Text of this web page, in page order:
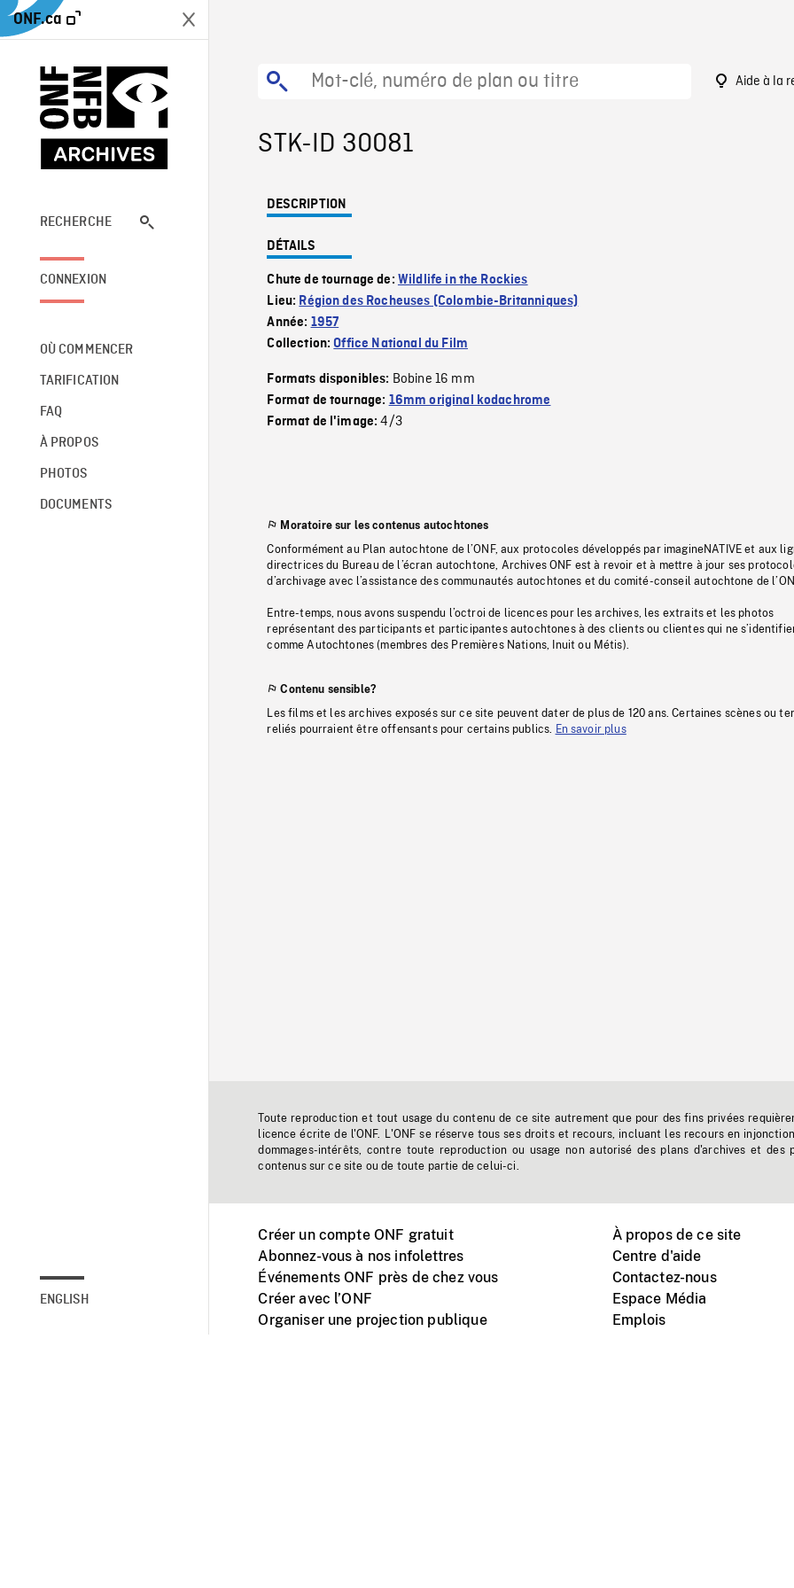
ONF.ca
RECHERCHE
CONNEXION
OÙ COMMENCER
TARIFICATION
FAQ
À PROPOS
PHOTOS
DOCUMENTS
ENGLISH
Aide à la
STK-ID 30081
DESCRIPTION
DÉTAILS
Chute de tournage de: Wildlife in the Rockies
Lieu: Région des Rocheuses (Colombie-Britanniques)
Année: 1957
Collection:Office National du Film
Formats disponibles: Bobine 16 mm
Format de tournage: 16mm original kodachrome
Format de l'image:4/3
Moratoire sur les contenus autochtones
Conformément au Plan autochtone de l’ONF, aux protocoles développés par imagineNATIVE et aux
directrices du Bureau de l’écran autochtone, Archives ONF est à revoir et à mettre à jour ses
d’archivage avec l’assistance des communautés autochtones et du comité-conseil autochtone de
Entre-temps, nous avons suspendu l’octroi de licences pour les archives, les extraits et les photos
représentant des participants et participantes autochtones à des clients ou clientes qui ne
comme Autochtones (membres des Premières Nations, Inuit ou Métis).
Contenu sensible?
Les films et les archives exposés sur ce site peuvent dater de plus de 120 ans. Certaines scènes ou
reliés pourraient être offensants pour certains publics. En savoir plus
Toute reproduction et tout usage du contenu de ce site autrement que pour des fins privées
licence écrite de l'ONF. L'ONF se réserve tous ses droits et recours, incluant les recours en
dommages-intérêts, contre toute reproduction ou usage non autorisé des plans d'archives et des
contenus sur ce site ou de toute partie de celui-ci.
Créer un compte ONF gratuit
Abonnez-vous à nos infolettres
Événements ONF près de chez vous
Créer avec l’ONF
Organiser une projection publique
À propos de ce site
Centre d'aide
Contactez-nous
Espace Média
Emplois